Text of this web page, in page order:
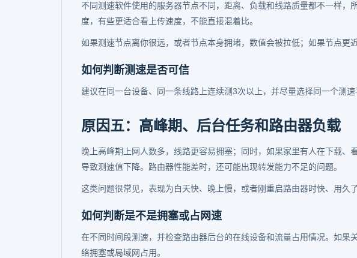
不同测速软件使用的服务器节点不同，距离、负载和线路质量都不一样，
度，有些更适合看上传速度，不能直接混着比。
如果测速节点离你很远，或者节点本身拥堵，数值会被拉低；如果节点更
如何判断测速是否可信
建议在同一台设备、同一条线路上连续测3次以上，并尽量选择同一个测
原因五：高峰期、后台任务和路由器负载
晚上高峰期上网人数多，线路更容易拥塞；同时，如果家里有人在下载、
导致测速值下降。路由器性能差时，还可能出现转发能力不足的问题。
这类问题很常见，表现为白天快、晚上慢，或者刚重启路由器时快、用久了
如何判断是不是拥塞或占网速
在不同时间段测速，并检查路由器后台的在线设备和流量占用情况。如果
络拥塞或局域网占用。